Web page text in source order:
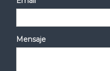
Mensaje